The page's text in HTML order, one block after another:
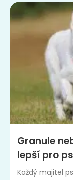
Granule
lepší pro
Každý majitel